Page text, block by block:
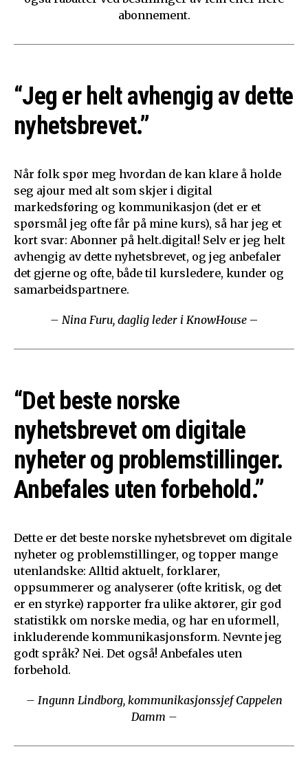
abonnement.
“Jeg er helt avhengig av dette
nyhetsbrevet.”
Når folk spør meg hvordan de kan klare å holde
seg ajour med alt som skjer i digital
markedsføring og kommunikasjon (det er et
spørsmål jeg ofte får på mine kurs), så har jeg et
kort svar: Abonner på helt.digital! Selv er jeg helt
avhengig av dette nyhetsbrevet, og jeg anbefaler
det gjerne og ofte, både til kursledere, kunder og
samarbeidspartnere.
– Nina Furu, daglig leder i KnowHouse –
“Det beste norske
nyhetsbrevet om digitale
nyheter og problemstillinger.
Anbefales uten forbehold.”
Dette er det beste norske nyhetsbrevet om digitale
nyheter og problemstillinger, og topper mange
utenlandske: Alltid aktuelt, forklarer,
oppsummerer og analyserer (ofte kritisk, og det
er en styrke) rapporter fra ulike aktører, gir god
statistikk om norske media, og har en uformell,
inkluderende kommunikasjonsform. Nevnte jeg
godt språk? Nei. Det også! Anbefales uten
forbehold.
– Ingunn Lindborg, kommunikasjonssjef Cappelen
Damm –